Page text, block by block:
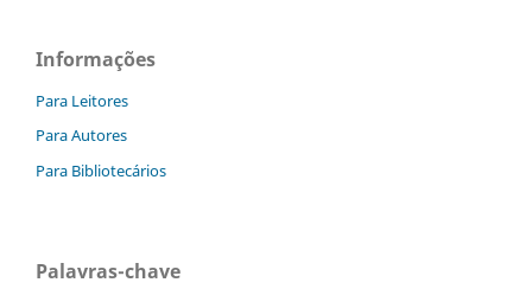
Informações
Para Leitores
Para Autores
Para Bibliotecários
Palavras-chave